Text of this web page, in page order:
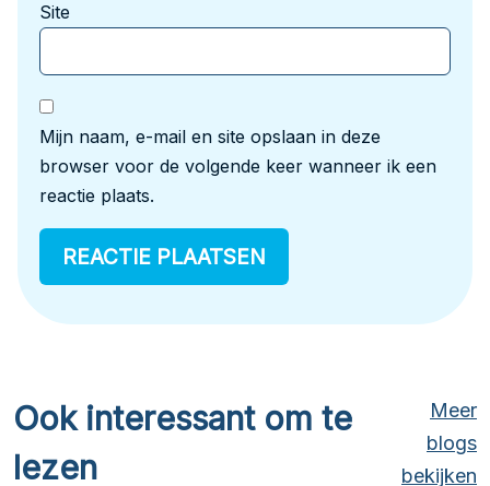
Site
Mijn naam, e-mail en site opslaan in deze
browser voor de volgende keer wanneer ik een
reactie plaats.
Ook interessant om te
lezen
Meer
blogs
bekijken